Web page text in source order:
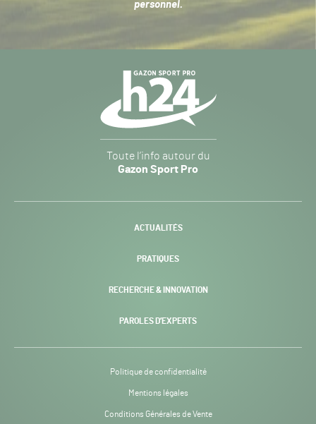
personnel.
Sport
Pro
-
Toute l’info autour du
Gazon Sport Pro
ACTUALITÉS
PRATIQUES
RECHERCHE & INNOVATION
PAROLES D’EXPERTS
Politique de confidentialité
Mentions légales
Conditions Générales de Vente